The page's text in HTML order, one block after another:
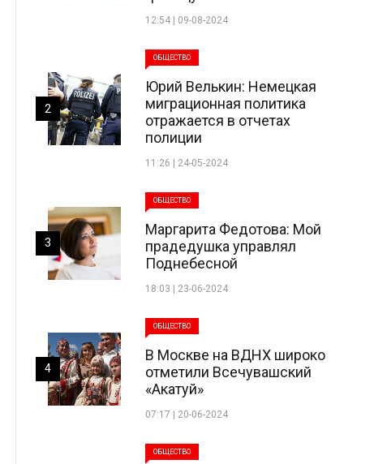
12:54 | 09-08-2024
ОБЩЕСТВО
Юрий Велькин: Немецкая
миграционная политика
отражается в отчетах
полиции
11:26 | 24-05-2024
2
ОБЩЕСТВО
Маргарита Федотова: Мой
прадедушка управлял
Поднебесной
18:03 | 23-06-2024
3
ОБЩЕСТВО
В Москве на ВДНХ широко
отметили Всечувашский
«Акатуй»
07:17 | 20-06-2024
4
ОБЩЕСТВО